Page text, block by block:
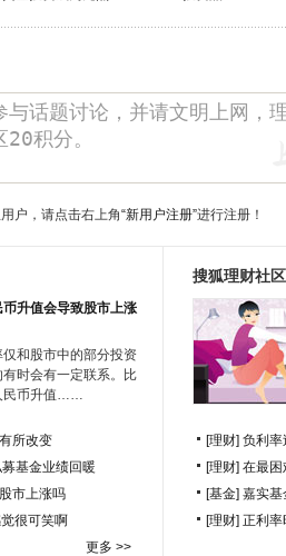
户，请点击右上角“新用户注册”进行注册！
币升值会导致股市上涨
仅和股市中的部分投资
有时会有一定联系。比
民币升值……
所改变
基金业绩回暖
市上涨吗
很可笑啊
更多 >>
搜狐理财社
[理财] 负利率
[理财] 在最困
[基金] 嘉实基
[理财] 正利率